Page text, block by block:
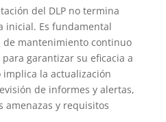
del DLP no termina
inicial. Es fundamental
mantenimiento continuo
garantizar su eficacia a
la actualización
de informes y alertas,
amenazas y requisitos